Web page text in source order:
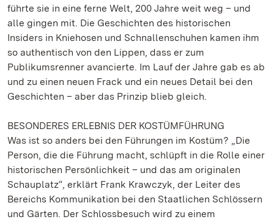
führte sie in eine ferne Welt, 200 Jahre weit weg – und
alle gingen mit. Die Geschichten des historischen
Insiders in Kniehosen und Schnallenschuhen kamen ihm
so authentisch von den Lippen, dass er zum
Publikumsrenner avancierte. Im Lauf der Jahre gab es ab
und zu einen neuen Frack und ein neues Detail bei den
Geschichten – aber das Prinzip blieb gleich.
BESONDERES ERLEBNIS DER KOSTÜMFÜHRUNG
Was ist so anders bei den Führungen im Kostüm? „Die
Person, die die Führung macht, schlüpft in die Rolle einer
historischen Persönlichkeit – und das am originalen
Schauplatz“, erklärt Frank Krawczyk, der Leiter des
Bereichs Kommunikation bei den Staatlichen Schlössern
und Gärten. Der Schlossbesuch wird zu einem